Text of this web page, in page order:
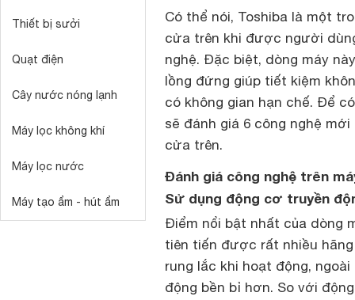
Thiết bị sưởi
Quạt điện
Cây nước nóng lạnh
Máy lọc không khí
Máy lọc nước
Máy tạo ẩm - hút ẩm
Có thể nói, Toshiba là một
cửa trên khi được người
nghệ. Đặc biệt, dòng máy
lồng đứng giúp tiết kiệm
có không gian hạn chế. Để
sẽ đánh giá 6 công nghệ
cửa trên.
Đánh giá công nghệ trên
Sử dụng động cơ truyền
Điểm nổi bật nhất của dòng
tiên tiến được rất nhiều
rung lắc khi hoạt động,
động bền bỉ hơn. So với